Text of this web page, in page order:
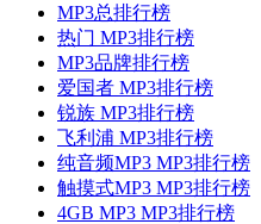
MP3总排行榜
热门 MP3排行榜
MP3品牌排行榜
爱国者 MP3排行榜
锐族 MP3排行榜
飞利浦 MP3排行榜
纯音频MP3 MP3排行榜
触摸式MP3 MP3排行榜
4GB MP3 MP3排行榜